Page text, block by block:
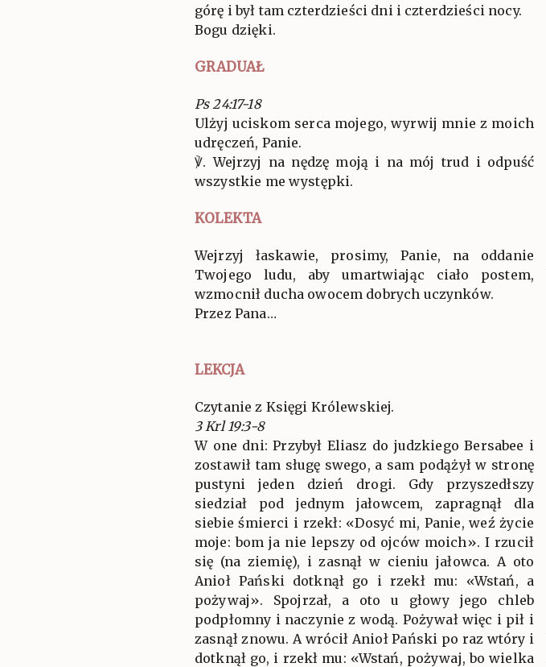
górę i był tam czterdzieści dni i czterdzieści nocy.
Bogu dzięki.
GRADUAŁ
Ps 24:17-18
Ulżyj uciskom serca mojego, wyrwij mnie z moich
udręczeń, Panie.
℣. Wejrzyj na nędzę moją i na mój trud i odpuść
wszystkie me występki.
KOLEKTA
Wejrzyj łaskawie, prosimy, Panie, na oddanie
Twojego ludu, aby umartwiając ciało postem,
wzmocnił ducha owocem dobrych uczynków.
Przez Pana…
LEKCJA
Czytanie z Księgi Królewskiej.
3 Krl 19:3-8
W one dni: Przybył Eliasz do judzkiego Bersabee i
zostawił tam sługę swego, a sam podążył w stronę
pustyni jeden dzień drogi. Gdy przyszedłszy
siedział pod jednym jałowcem, zapragnął dla
siebie śmierci i rzekł: «Dosyć mi, Panie, weź życie
moje: bom ja nie lepszy od ojców moich». I rzucił
się (na ziemię), i zasnął w cieniu jałowca. A oto
Anioł Pański dotknął go i rzekł mu: «Wstań, a
pożywaj». Spojrzał, a oto u głowy jego chleb
podpłomny i naczynie z wodą. Pożywał więc i pił i
zasnął znowu. A wrócił Anioł Pański po raz wtóry i
dotknął go, i rzekł mu: «Wstań, pożywaj, bo wielka